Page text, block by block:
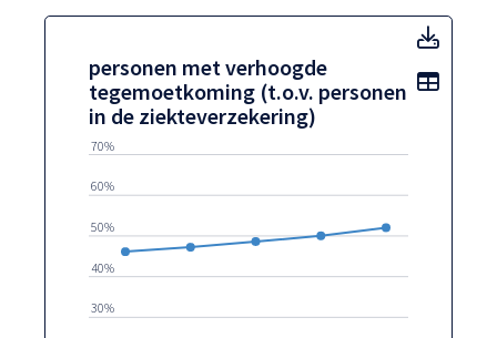
personen met verhoogde
tegemoetkoming (t.o.v. personen
in de ziekteverzekering)
30%
40%
50%
60%
70%
Toon